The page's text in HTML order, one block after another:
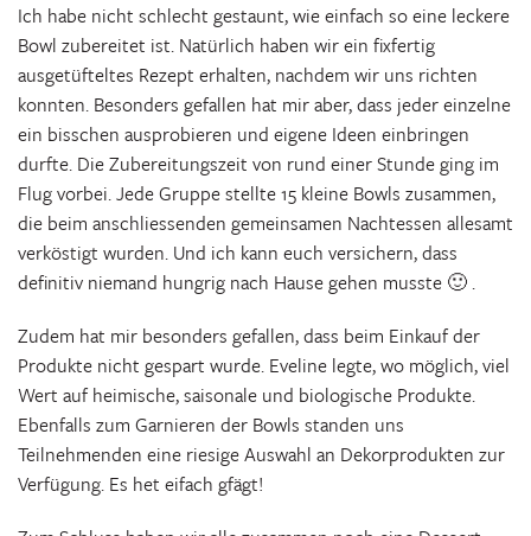
Ich habe nicht schlecht gestaunt, wie einfach so eine leckere
Bowl zubereitet ist. Natürlich haben wir ein fixfertig
ausgetüfteltes Rezept erhalten, nachdem wir uns richten
konnten. Besonders gefallen hat mir aber, dass jeder einzelne
ein bisschen ausprobieren und eigene Ideen einbringen
durfte. Die Zubereitungszeit von rund einer Stunde ging im
Flug vorbei. Jede Gruppe stellte 15 kleine Bowls zusammen,
die beim anschliessenden gemeinsamen Nachtessen allesamt
verköstigt wurden. Und ich kann euch versichern, dass
definitiv niemand hungrig nach Hause gehen musste 🙂 .
Zudem hat mir besonders gefallen, dass beim Einkauf der
Produkte nicht gespart wurde. Eveline legte, wo möglich, viel
Wert auf heimische, saisonale und biologische Produkte.
Ebenfalls zum Garnieren der Bowls standen uns
Teilnehmenden eine riesige Auswahl an Dekorprodukten zur
Verfügung. Es het eifach gfägt!